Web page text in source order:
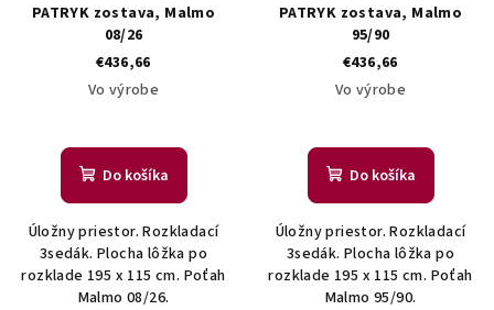
PATRYK zostava, Malmo
08/26
€436,66
Vo výrobe
Do košíka
Úložny priestor. Rozkladací
3sedák. Plocha lôžka po
rozklade 195 x 115 cm. Poťah
Malmo 08/26.
PATRYK zostava, Malmo
95/90
€436,66
Vo výrobe
Do košíka
Úložny priestor. Rozkladací
3sedák. Plocha lôžka po
rozklade 195 x 115 cm. Poťah
Malmo 95/90.